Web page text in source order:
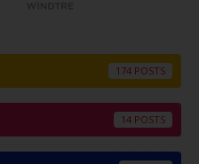
174
14